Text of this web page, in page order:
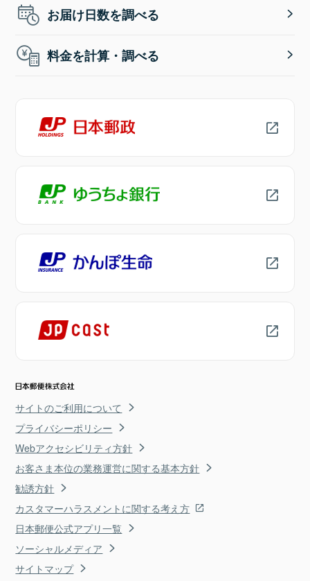
お届け日数を調べる
料金を計算・調べる
サイトのご利用について
プライバシーポリシー
Webアクセシビリティ方針
お客さま本位の業務運営に関する基本方針
勧誘方針
カスタマーハラスメントに関する考え方
日本郵便公式アプリ一覧
ソーシャルメディア
サイトマップ